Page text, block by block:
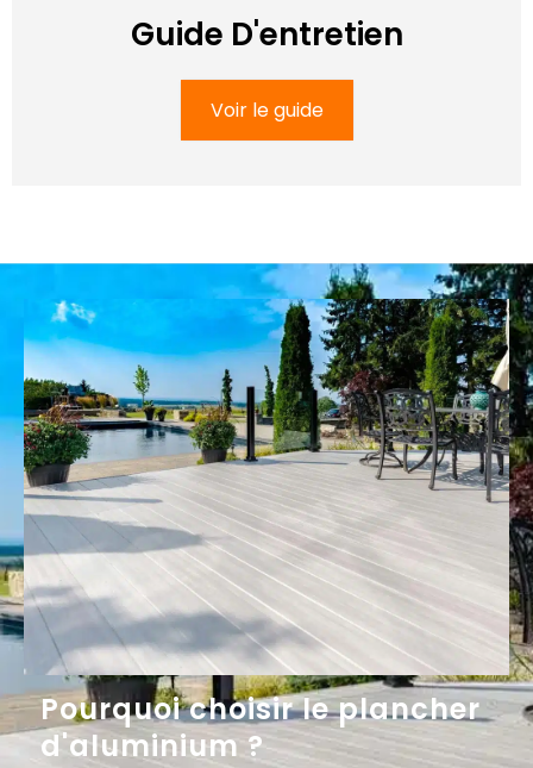
Guide D'entretien
Voir le guide
Pourquoi choisir le plancher
d'aluminium ?